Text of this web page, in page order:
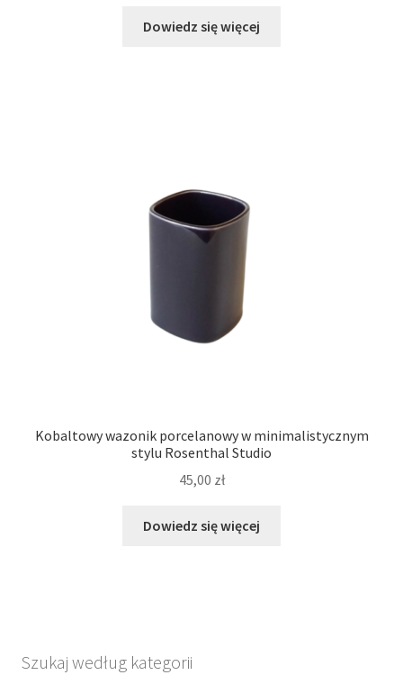
Dowiedz się więcej
Kobaltowy wazonik porcelanowy w minimalistycznym
stylu Rosenthal Studio
45,00 zł
Dowiedz się więcej
Szukaj według kategorii